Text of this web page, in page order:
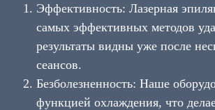
Эффективность: Лазерная
самых эффективных методов
результаты видны уже после
сеансов.
Безболезненность: Наше
функцией охлаждения, что